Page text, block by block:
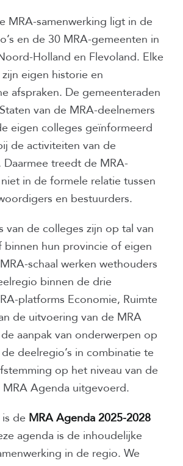
MRA-samenwerking ligt in de
en de 30 MRA-gemeenten in
Holland en Flevoland. Elke
eigen historie en
afspraken. De gemeenteraden
van de MRA-deelnemers
eigen colleges geïnformeerd
de activiteiten van de
Daarmee treedt de MRA-
in de formele relatie tussen
en bestuurders.
van de colleges zijn op tal van
binnen hun provincie of eigen
schaal werken wethouders
binnen de drie
platforms Economie, Ruimte
de uitvoering van de MRA
aanpak van onderwerpen op
deelregio’s in combinatie te
op het niveau van de
Agenda uitgevoerd.
de MRA Agenda 2025-2028
agenda is de inhoudelijke
in de regio. We